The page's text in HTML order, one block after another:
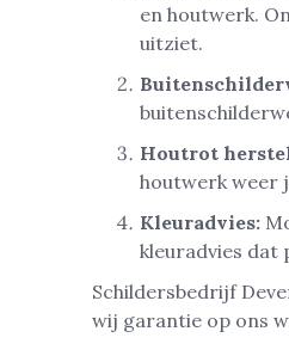
en houtwerk.
uitziet.
Houtrot
houtwerk weer
Kleuradvies:
kleuradvies dat
Schildersbedrijf
wij garantie op ons